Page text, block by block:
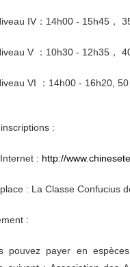
IV：14h00 - 15h45，
V ：10h30 - 12h35，
VI ：14h00 - 16h20,
:
: http://
: La Classe Confucius
:
pouvez payer en